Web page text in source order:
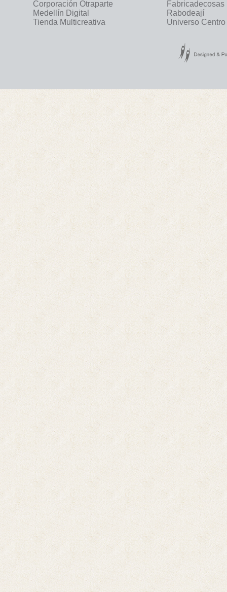
Corporación Otraparte
Fabricadecosas
Medellín Digital
Rabodeají
Tienda Multicreativa
Universo Centro